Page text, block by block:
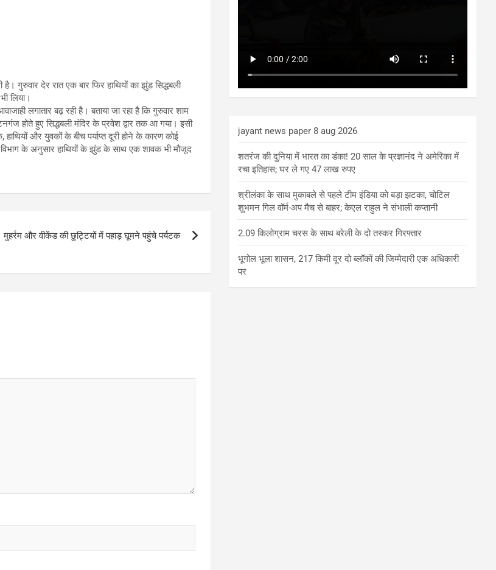
गुरुवार देर रात एक बार फिर हाथियों का झुंड सिद्धबली
लिया।
लगातार बढ़ रही है। बताया जा रहा है कि गुरुवार शाम
होते हुए सिद्धबली मंदिर के प्रवेश द्वार तक आ गया। इसी
हाथियों और युवकों के बीच पर्याप्त दूरी होने के कारण कोई
विभाग के अनुसार हाथियों के झुंड के साथ एक शावक भी मौजूद
मुहर्रम और वीकेंड की छुट्टियों में पहाड़ घूमने पहुंचे पर्यटक
jayant news paper 8 aug 2026
शतरंज की दुनिया में भारत का डंका! 20 साल के प्रज्ञानंद ने अमेरिका में
रचा इतिहास; घर ले गए 47 लाख रुपए
श्रीलंका के साथ मुकाबले से पहले टीम इंडिया को बड़ा झटका, चोटिल
शुभमन गिल वॉर्म-अप मैच से बाहर; केएल राहुल ने संभाली कप्तानी
2.09 किलोग्राम चरस के साथ बरेली के दो तस्कर गिरफ्तार
भूगोल भूला शासन, 217 किमी दूर दो ब्लॉकों की जिम्मेदारी एक अधिकारी
पर